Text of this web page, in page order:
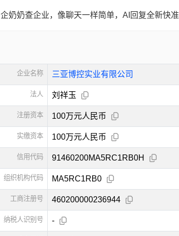
企奶奶查企业，像聊天一样简单，AI回复全新快准
企业名称 三亚博控实业有限公司
法人 刘祥玉
注册资本 100万元人民币
实缴资本 100万元人民币
信用代码 91460200MA5RC1RB0H
组织机构代码 MA5RC1RB0
工商注册号 460200000236944
纳税人识别号 -